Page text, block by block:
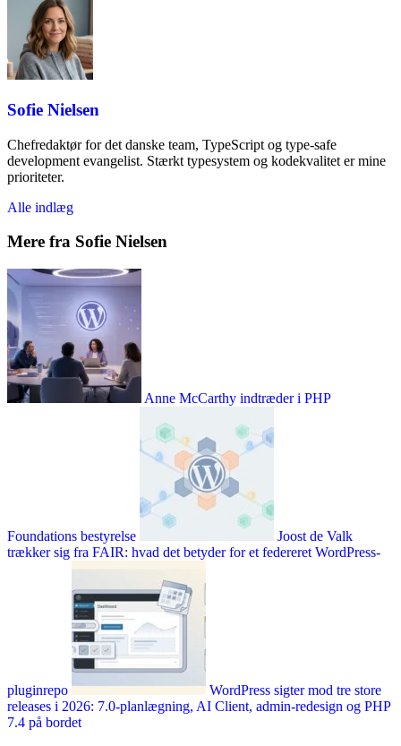
Sofie Nielsen
Chefredaktør for det danske team, TypeScript og type-safe
development evangelist. Stærkt typesystem og kodekvalitet er mine
prioriteter.
Alle indlæg
Mere fra Sofie Nielsen
Anne McCarthy indtræder i PHP
Foundations bestyrelse
Joost de Valk
trækker sig fra FAIR: hvad det betyder for et federeret WordPress-
pluginrepo
WordPress sigter mod tre store
releases i 2026: 7.0-planlægning, AI Client, admin-redesign og PHP
7.4 på bordet